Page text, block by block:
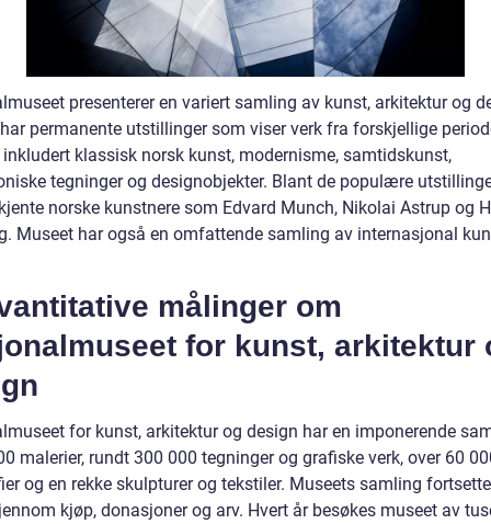
presenterer en variert samling av kunst, arkitektur og
permanente utstillinger som viser verk fra forskjellige
inkludert klassisk norsk kunst, modernisme, samtidskunst,
tegninger og designobjekter. Blant de populære
norske kunstnere som Edvard Munch, Nikolai Astrup og
Museet har også en omfattende samling av internasjonal
målinger om
for kunst, arkitektur
for kunst, arkitektur og design har en imponerende
malerier, rundt 300 000 tegninger og grafiske verk, over 60
og en rekke skulpturer og tekstiler. Museets samling
kjøp, donasjoner og arv. Hvert år besøkes museet av